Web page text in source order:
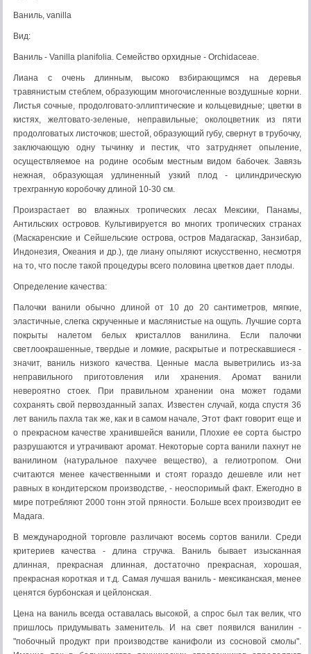
Ваниль, vanilla
Вид:
Ваниль - Vanilla planifolia. Семейство орхидные - Orchidaceae.
Лиана с очень длинным, высоко взбирающимся на деревья
травянистым стеблем, образующим многочисленные воздушные корни.
Листья сочные, продолговато-эллиптические и кольцевидные; цветки в
кистях, желтовато-зеленые, неправильные; околоцветник из пяти
продолговатых листочков; шестой, образующий губу, свернут в трубочку,
заключающую одну тычинку и пестик, что затрудняет опыление,
осуществляемое на родине особым местным видом бабочек. Завязь
нежная, образующая удлиненный узкий плод - цилиндрическую
трехгранную коробочку длиной 10-30 см.
Произрастает во влажных тропических лесах Мексики, Панамы,
Антильских островов. Культивируется во многих тропических странах
(Маскаренские и Сейшельские острова, остров Мадагаскар, Занзибар,
Индонезия, Океания и др.), где лиану опыляют искусственно, несмотря
на то, что после такой процедуры всего половина цветков дает плоды.
Определение качества:
Палочки ванили обычно длиной от 10 до 20 сантиметров, мягкие,
эластичные, слегка скрученные и маслянистые на ощупь. Лучшие сорта
покрыты налетом белых кристаллов ванилина. Если палочки
светлоокрашенные, твердые и ломкие, раскрытые и потрескавшиеся -
значит, ваниль низкого качества. Ценные масла выветрились из-за
неправильного приготовления или хранения. Аромат ванили
невероятно стоек. При правильном хранении она может годами
сохранять свой первозданный запах. Известен случай, когда спустя 36
лет ваниль пахла так же, как и в самом начале, Этот факт говорит еще и
о прекрасном качестве хранившейся ванили, Плохие ее сорта быстро
разрушаются и утрачивают аромат. Некоторые сорта ванили пахнут не
ванилином (натуральное пахучее вещество), а гелиотропом. Они
считаются менее качественными и стоят гораздо дешевле или нет
равных в кондитерском производстве, - неоспоримый факт. Ежегодно в
мире потребляют 2000 тонн этой пряности. Больше всех производит ее
Мадага.
В международной торговле различают восемь сортов ванили. Среди
критериев качества - длина стручка. Ваниль бывает изысканная
длинная, прекрасная длинная, достаточно прекрасная, хорошая,
прекрасная короткая и т.д. Самая лучшая ваниль - мексиканская, менее
ценятся бурбонская и цейлонская.
Цена на ваниль всегда оставалась высокой, а спрос был так велик, что
пришлось придумывать заменитель. И на свет появился ванилин -
"побочный продукт при производстве канифоли из сосновой смолы".